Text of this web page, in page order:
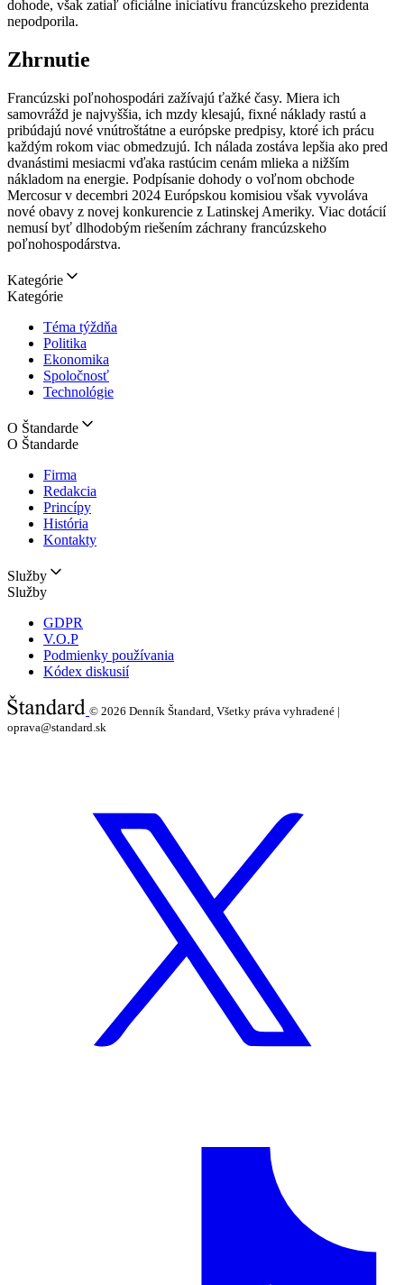
dohode, však zatiaľ oficiálne iniciatívu francúzskeho prezidenta
nepodporila.
Zhrnutie
Francúzski poľnohospodári zažívajú ťažké časy. Miera ich
samovrážd je najvyššia, ich mzdy klesajú, fixné náklady rastú a
pribúdajú nové vnútroštátne a európske predpisy, ktoré ich prácu
každým rokom viac obmedzujú. Ich nálada zostáva lepšia ako pred
dvanástimi mesiacmi vďaka rastúcim cenám mlieka a nižším
nákladom na energie. Podpísanie dohody o voľnom obchode
Mercosur v decembri 2024 Európskou komisiou však vyvoláva
nové obavy z novej konkurencie z Latinskej Ameriky. Viac dotácií
nemusí byť dlhodobým riešením záchrany francúzskeho
poľnohospodárstva.
Kategórie
Kategórie
Téma týždňa
Politika
Ekonomika
Spoločnosť
Technológie
O Štandarde
O Štandarde
Firma
Redakcia
Princípy
História
Kontakty
Služby
Služby
GDPR
V.O.P
Podmienky používania
Kódex diskusií
© 2026 Denník Štandard, Všetky práva vyhradené |
oprava@standard.sk